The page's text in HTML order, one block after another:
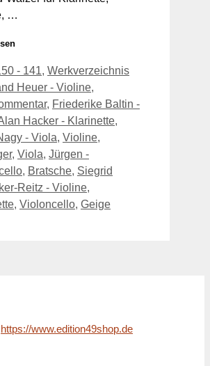
…
- 141, Werkverzeichnis
Heuer - Violine,
, Friederike Baltin -
Hacker - Klarinette,
- Viola, Violine,
, Viola, Jürgen -
, Bratsche, Siegrid
Reitz - Violine,
, Violoncello, Geige
https://www.edition49shop.de